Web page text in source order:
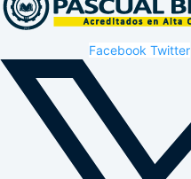
Facebook Twitter